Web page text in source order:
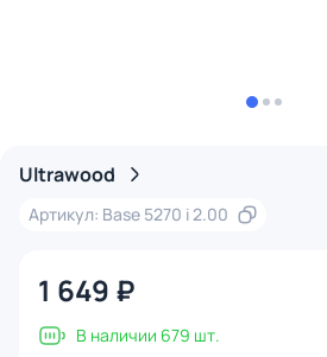
Ultrawood
Артикул: Base 5270 i 2.00
1 649 ₽
В наличии 679 шт.